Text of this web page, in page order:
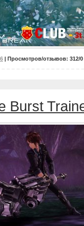
| Просмотров/отзывов: 312/0
Burst